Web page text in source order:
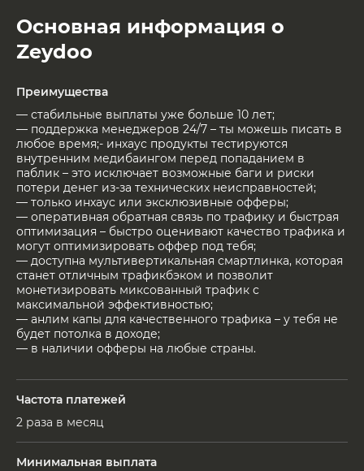
Основная информация о
Zeydoo
Преимущества
— стабильные выплаты уже больше 10 лет;
— поддержка менеджеров 24/7 – ты можешь писать в
любое время;- инхаус продукты тестируются
внутренним медибаингом перед попаданием в
паблик – это исключает возможные баги и риски
потери денег из-за технических неисправностей;
— только инхаус или эксклюзивные офферы;
— оперативная обратная связь по трафику и быстрая
оптимизация – быстро оценивают качество трафика и
могут оптимизировать оффер под тебя;
— доступна мультивертикальная смартлинка, которая
станет отличным трафикбэком и позволит
монетизировать миксованный трафик с
максимальной эффективностью;
— анлим капы для качественного трафика – у тебя не
будет потолка в доходе;
— в наличии офферы на любые страны.
Частота платежей
2 раза в месяц
Минимальная выплата